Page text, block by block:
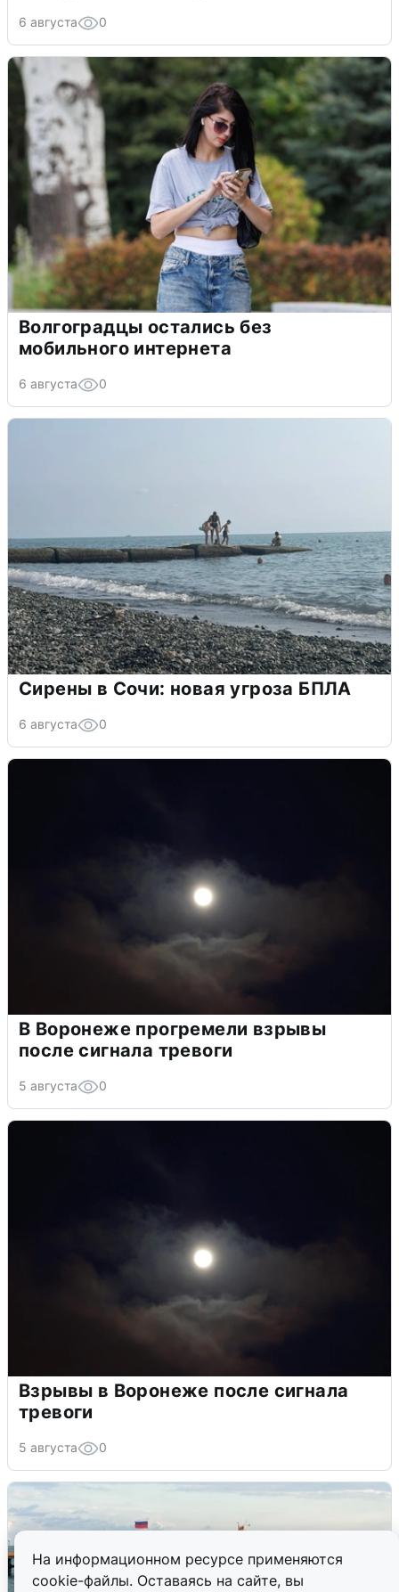
На информационном ресурсе применяются
cookie-файлы. Оставаясь на сайте, вы
6 августа 0
Волгоградцы остались без
мобильного интернета
6 августа 0
Сирены в Сочи: новая угроза БПЛА
6 августа 0
В Воронеже прогремели взрывы
после сигнала тревоги
5 августа 0
Взрывы в Воронеже после сигнала
тревоги
5 августа 0